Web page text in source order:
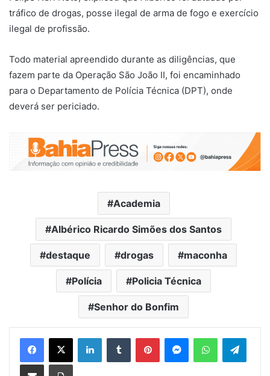
tráfico de drogas, posse ilegal de arma de fogo e exercício
ilegal de profissão.
Todo material apreendido durante as diligências, que
fazem parte da Operação São João II, foi encaminhado
para o Departamento de Polícia Técnica (DPT), onde
deverá ser periciado.
Academia
Albérico Ricardo Simões dos Santos
destaque drogas maconha
Polícia Policia Técnica
Senhor do Bonfim